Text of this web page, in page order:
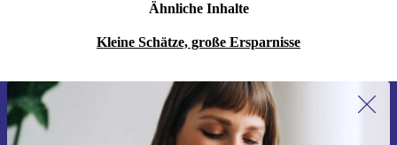
Ähnliche Inhalte
Kleine Schätze, große Ersparnisse
Erstmals zum Newsletter anmelden,
15 € sparen!